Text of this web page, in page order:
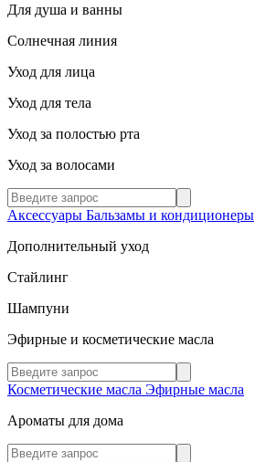
Для душа и ванны
Солнечная линия
Уход для лица
Уход для тела
Уход за полостью рта
Уход за волосами
Аксессуары Бальзамы и кондиционеры
Дополнительный уход
Стайлинг
Шампуни
Эфирные и косметические масла
Косметические масла Эфирные масла
Ароматы для дома